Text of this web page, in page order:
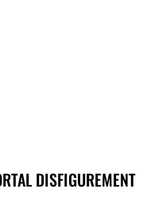
DISFIGUREMENT